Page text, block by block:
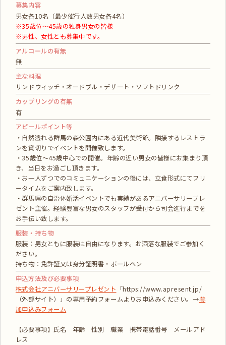
募集内容
男女各10名（最少催行人数男女各4名）
※35歳位～45歳の独身男女の皆様
※男性、女性とも募集中です。
アルコールの有無
無
主な料理
サンドウィッチ・オードブル・デザート・ソフトドリンク
カップリングの有無
有
アピールポイント等
・自然溢れる群馬の森公園内にある近代美術館。隣接するレストラ
ンを貸切りでイベントを開催致します。
・35歳位～45歳中心での開催。年齢の近い男女の皆様にお集まり頂
き、当日をお過ごし頂きます。
・お一人ずつでのコミュニケーションの後には、立食形式にてフリ
ータイムをご案内致します。
・群馬県の自治体婚活イベントでも実績があるアニバーサリープレ
ゼント主催。経験豊富な男女のスタッフが受付から司会進行までを
お手伝い致します。
服装・持ち物
服装：男女ともに服装は自由になります。お洒落な服装でご参加く
ださい。
持ち物：免許証又は身分証明書・ボールペン
申込方法及び必要事項
株式会社アニバーサリープレゼント 「https://www.apresent.jp/
（外部サイト）」の専用予約フォームよりお申込みください。→参
加申込みフォーム
【必要事項】氏名 年齢 性別 職業 携帯電話番号 メールアド
レス